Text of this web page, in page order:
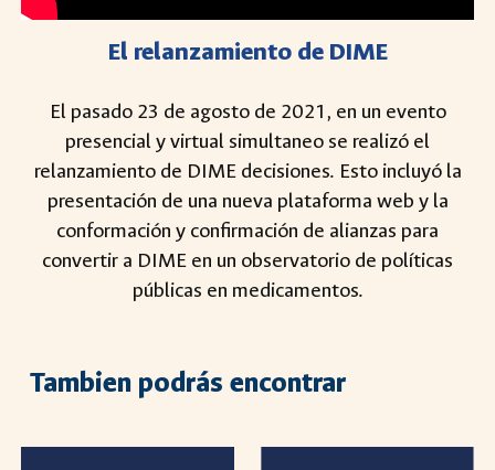
El relanzamiento de DIME
El pasado 23 de agosto de 2021, en un evento
presencial y virtual simultaneo se realizó el
relanzamiento de DIME decisiones. Esto incluyó la
presentación de una nueva plataforma web y la
conformación y confirmación de alianzas para
convertir a DIME en un observatorio de políticas
públicas en medicamentos.
Tambien podrás encontrar